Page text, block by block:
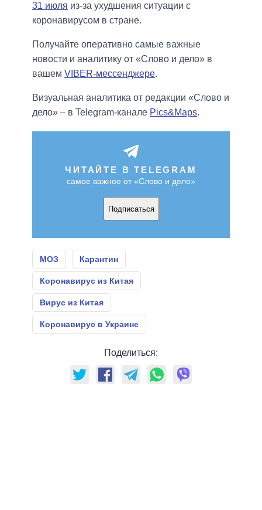
31 июля из-за ухудшения ситуации с
коронавирусом в стране.
Получайте оперативно самые важные
новости и аналитику от «Слово и дело» в
вашем VIBER-мессенджере.
Визуальная аналитика от редакции «Слово и
дело» – в Telegram-канале Pics&Maps.
ЧИТАЙТЕ В TELEGRAM
самое важное от «Слово и дело»
Подписаться
МОЗ Карантин
Коронавирус из Китая
Вирус из Китая
Коронавирус в Украине
Поделиться: